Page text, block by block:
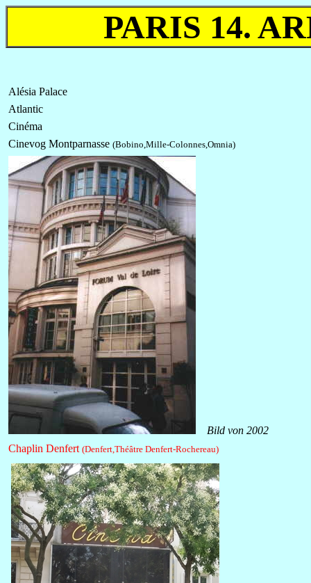
PARIS 14.
Alésia Palace
Atlantic
Cinéma
Cinevog Montparnasse (Bobino,Mille-Colonnes,Omnia)
Bild von 2002
Chaplin Denfert (Denfert,Théâtre Denfert-Rochereau)